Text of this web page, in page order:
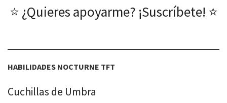
⭐ ¿Quieres apoyarme? ¡Suscríbete! ⭐
HABILIDADES NOCTURNE TFT
Cuchillas de Umbra